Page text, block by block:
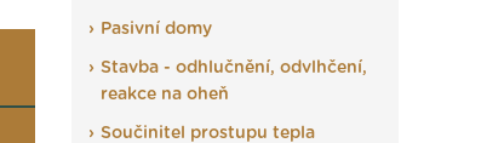
Pasivní domy
Stavba - odhlučnění, odvlhčení,
reakce na oheň
Součinitel prostupu tepla